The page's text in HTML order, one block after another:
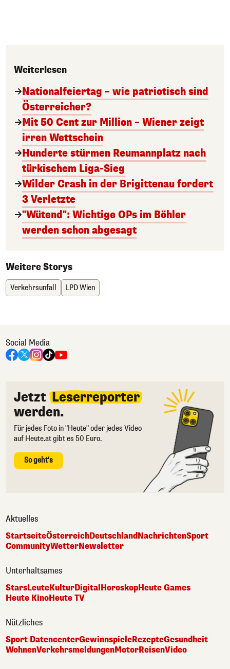
Weiterlesen
Nationalfeiertag – wie patriotisch sind
Österreicher?
Mit 50 Cent zur Million – Wiener zeigt
irren Wettschein
Hunderte stürmen Reumannplatz nach
türkischem Liga-Sieg
Wilder Crash in der Brigittenau fordert
3 Verletzte
"Wütend": Wichtige OPs im Böhler
werden schon abgesagt
Weitere Storys
Verkehrsunfall LPD Wien
Social Media
Jetzt Leserreporter
werden.
Für jedes Foto in "Heute" oder jedes Video
auf Heute.at gibt es 50 Euro.
So geht's
Aktuelles
StartseiteÖsterreichDeutschlandNachrichtenSport
CommunityWetterNewsletter
Unterhaltsames
StarsLeuteKulturDigitalHoroskopHeute Games
Heute KinoHeute TV
Nützliches
Sport DatencenterGewinnspieleRezepteGesundheit
WohnenVerkehrsmeldungenMotorReisenVideo